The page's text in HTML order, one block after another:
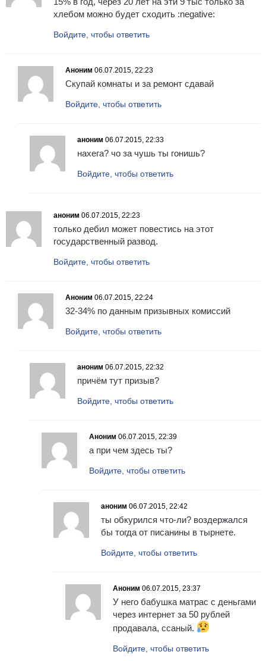
хлебом можно будет сходить :negative:
Войдите, чтобы ответить
Аноним 06.07.2015, 22:23
Скупай комнаты и за ремонт сдавай
Войдите, чтобы ответить
аноним 06.07.2015, 22:33
нахега? чо за чушь ты гонишь?
Войдите, чтобы ответить
аноним 06.07.2015, 22:23
только дебил может повестись на этот
государственный развод.
Войдите, чтобы ответить
Аноним 06.07.2015, 22:24
32-34% по данным призывных комиссий
Войдите, чтобы ответить
аноним 06.07.2015, 22:32
причём тут призыв?
Войдите, чтобы ответить
Аноним 06.07.2015, 22:39
а при чем здесь ты?
Войдите, чтобы ответить
аноним 06.07.2015, 22:42
ты обкурился что-ли? воздержался
бы тогда от писанины в тырнете.
Войдите, чтобы ответить
Аноним 06.07.2015, 23:37
У него бабушка матрас с деньгами
через интернет за 50 рублей
продавала, ссаный.
Войдите, чтобы ответить